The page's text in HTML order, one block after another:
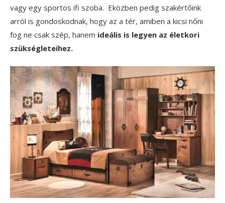
vagy egy sportos ifi szoba. Eközben pedig szakértőink
arról is gondoskodnak, hogy az a tér, amiben a kicsi nőni
fog ne csak szép, hanem ideális is legyen az életkori
szükségleteihez.